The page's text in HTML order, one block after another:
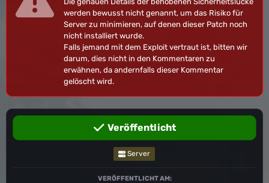
werden bewusst nicht genannt, um das Risiko für
Server zu minimieren, auf denen dieser Patch noch
nicht installiert wurde.
Falls jemand mit dem Exploit vertraut ist, bitten wir
darum, dies nicht in den Kommentaren zu
erwähnen, da andernfalls dieser Kommentar
gelöscht wird.
Veröffentlicht
Server
VERÖFFENTLICHT AM: